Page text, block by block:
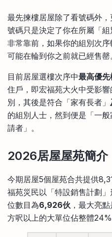
最先揀樓居屋除了看號碼外
號碼只是決定了你在所屬「
非常靠前，如果你的組別次
可能在輪到你之前就已經售罄
目前居屋選樓次序中最高優先
住戶，即宏福苑大火中受影
別，其後是符合「家有長者」
的組別人士，然到便是「一
請者」。
2026居屋屋苑簡介
今期居屋5個屋苑合共提供
福苑災民以「特設銷售計劃
位數目為6,926伙 ，最大亮點
方呎以上的大單位佔整體24%